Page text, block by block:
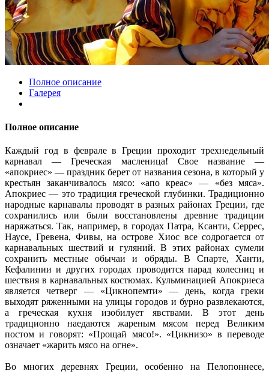
Полное описание
Галерея
Полное описание
Каждый год в феврале в Греции проходит трехнедельный
карнавал — Греческая масленица! Свое название —
«апокриес» — праздник берет от названия сезона, в который у
крестьян заканчивалось мясо: «апо креас» — «без мяса».
Апокриес — это традиция греческой глубинки. Традиционно
народные карнавалы проводят в разных районах Греции, где
сохранились или были восстановлены древние традиции
наряжаться. Так, например, в городах Патра, Ксанти, Серрес,
Наусе, Гревена, Фивы, на острове Хиос все содрогается от
карнавальных шествий и гуляний. В этих районах сумели
сохранить местные обычаи и обряды. В Спарте, Ханти,
Кефалинии и других городах проводится парад колесниц и
шествия в карнавальных костюмах. Кульминацией Апокриеса
является четверг — «Цикнопемти» — день, когда греки
выходят ряженными на улицы городов и бурно развлекаются,
а греческая кухня изобилует явствами. В этот день
традиционно наедаются жареным мясом перед Великим
постом и говорят: «Прощай мясо!». «Цикнизо» в переводе
означает «жарить мясо на огне».
Во многих деревнях Греции, особенно на Пелопоннесе,